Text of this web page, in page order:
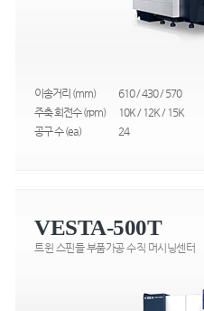
이송거리 (mm)
610 / 430 / 570
주축 회전수 (rpm)
10K / 12K / 15K
공구 수 (ea)
24
VESTA-500T
트윈 스핀들 부품가공 수직 머시닝센터